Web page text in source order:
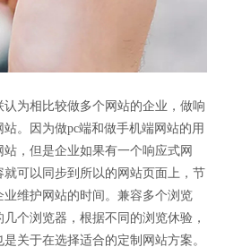
为相比较做多个网站的企业，做响
。因为做pc端和做手机端网站的用
，但是企业如果有一个响应式网
可以同步到所以的网站页面上，节
维护网站的时间。兼容多个浏览
个浏览器，根据不同的浏览休验，
关于在选择适合的定制网站方案。